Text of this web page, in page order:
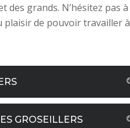
des grands. N’hésitez pas à
plaisir de pouvoir travailler à
GROSEILLERS